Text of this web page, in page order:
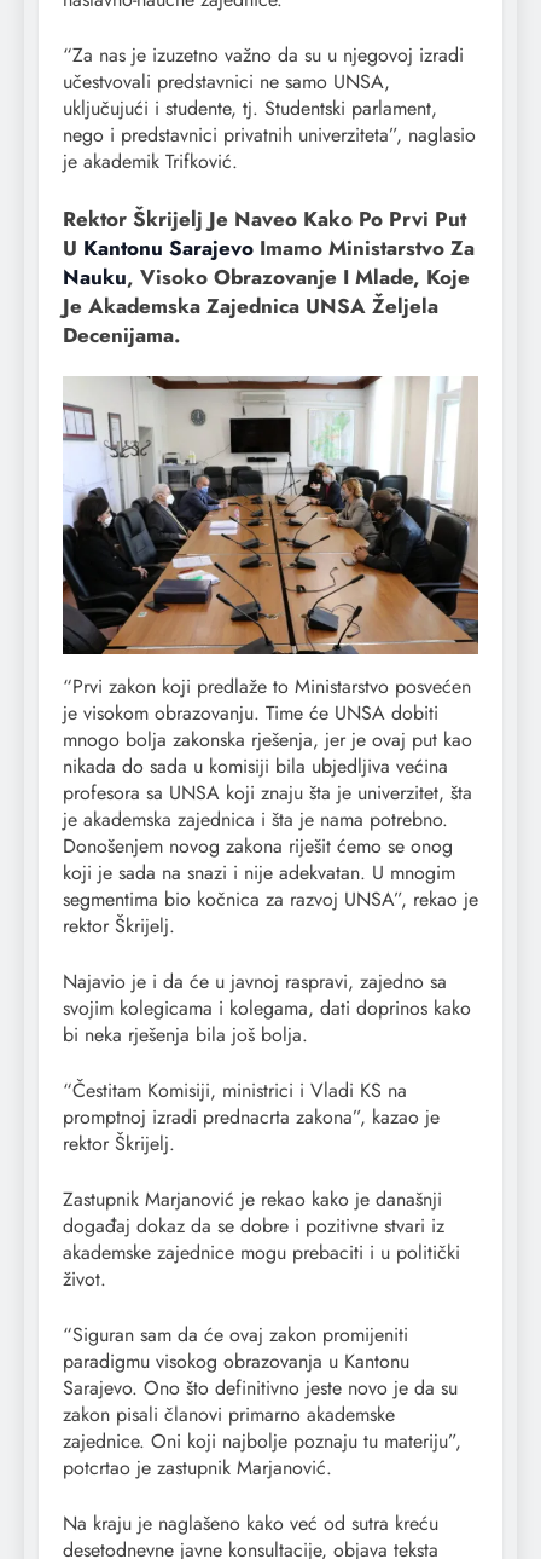
“Za nas je izuzetno važno da su u njegovoj izradi
učestvovali predstavnici ne samo UNSA,
uključujući i studente, tj. Studentski parlament,
nego i predstavnici privatnih univerziteta”, naglasio
je akademik Trifković.
Rektor Škrijelj Je Naveo Kako Po Prvi Put
U Kantonu Sarajevo Imamo Ministarstvo Za
Nauku, Visoko Obrazovanje I Mlade, Koje
Je Akademska Zajednica UNSA Željela
Decenijama.
“Prvi zakon koji predlaže to Ministarstvo posvećen
je visokom obrazovanju. Time će UNSA dobiti
mnogo bolja zakonska rješenja, jer je ovaj put kao
nikada do sada u komisiji bila ubjedljiva većina
profesora sa UNSA koji znaju šta je univerzitet, šta
je akademska zajednica i šta je nama potrebno.
Donošenjem novog zakona riješit ćemo se onog
koji je sada na snazi i nije adekvatan. U mnogim
segmentima bio kočnica za razvoj UNSA”, rekao je
rektor Škrijelj.
Najavio je i da će u javnoj raspravi, zajedno sa
svojim kolegicama i kolegama, dati doprinos kako
bi neka rješenja bila još bolja.
“Čestitam Komisiji, ministrici i Vladi KS na
promptnoj izradi prednacrta zakona”, kazao je
rektor Škrijelj.
Zastupnik Marjanović je rekao kako je današnji
događaj dokaz da se dobre i pozitivne stvari iz
akademske zajednice mogu prebaciti i u politički
život.
“Siguran sam da će ovaj zakon promijeniti
paradigmu visokog obrazovanja u Kantonu
Sarajevo. Ono što definitivno jeste novo je da su
zakon pisali članovi primarno akademske
zajednice. Oni koji najbolje poznaju tu materiju”,
potcrtao je zastupnik Marjanović.
Na kraju je naglašeno kako već od sutra kreću
desetodnevne javne konsultacije, objava teksta